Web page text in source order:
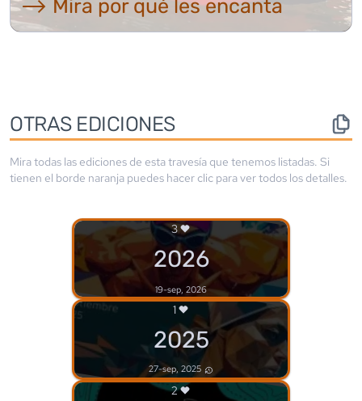
⟶ Mira por qué les encanta
OTRAS EDICIONES
Mira todas las ediciones de esta travesía que tenemos listadas. Si
tienen el borde naranja puedes hacer clic para ver todos los detalles.
3
2026
19-sep, 2026
1
2025
27-sep, 2025
2